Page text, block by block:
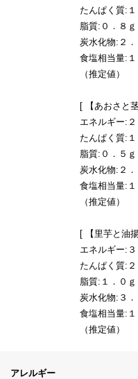
たんぱく質:１
脂質:０．８ｇ
炭水化物:２．
食塩相当量:１
（推定値）
[ 【あおさと
エネルギー:２
たんぱく質:１
脂質:０．５ｇ
炭水化物:２．
食塩相当量:１
（推定値）
[ 【里芋と油
エネルギー:３
たんぱく質:２
脂質:１．０ｇ
炭水化物:３．
食塩相当量:１
（推定値）
アレルギー